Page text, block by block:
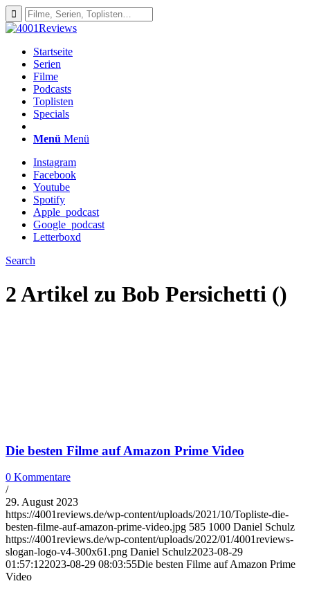
Startseite
Serien
Filme
Podcasts
Toplisten
Specials
Menü Menü
Instagram
Facebook
Youtube
Spotify
Apple_podcast
Google_podcast
Letterboxd
Search
2 Artikel zu Bob Persichetti ()
Die besten Filme auf Amazon Prime Video
0 Kommentare
/
29. August 2023
https://4001reviews.de/wp-content/uploads/2021/10/Topliste-die-
besten-filme-auf-amazon-prime-video.jpg 585 1000 Daniel Schulz
https://4001reviews.de/wp-content/uploads/2022/01/4001reviews-
slogan-logo-v4-300x61.png Daniel Schulz2023-08-29
01:57:122023-08-29 08:03:55Die besten Filme auf Amazon Prime
Video